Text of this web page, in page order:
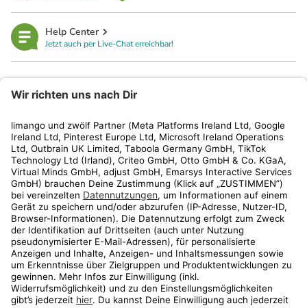
Help Center
Jetzt auch per Live-Chat erreichbar!
Kundenservice
Shop
Aktionen
Travel